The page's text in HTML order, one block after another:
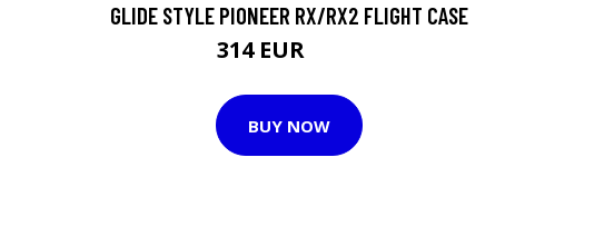
GLIDE STYLE PIONEER RX/RX2 FLIGHT CASE
314 EUR
BUY NOW